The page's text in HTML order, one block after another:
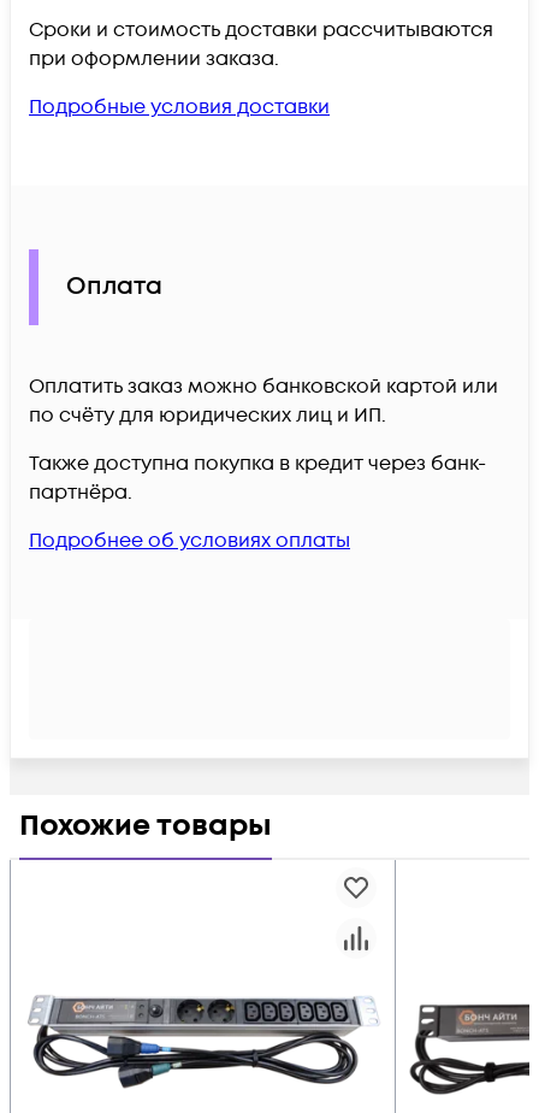
Сроки и стоимость доставки рассчитываются
при оформлении заказа.
Подробные условия доставки
Оплата
Оплатить заказ можно банковской картой или
по счёту для юридических лиц и ИП.
Также доступна покупка в кредит через банк-
партнёра.
Подробнее об условиях оплаты
Похожие товары